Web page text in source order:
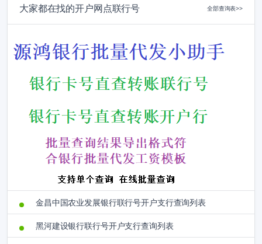
大家都在找的开户网点联行号 全部查询表>>
金昌中国农业发展银行联行号开户支行查询列表
黑河建设银行联行号开户支行查询列表